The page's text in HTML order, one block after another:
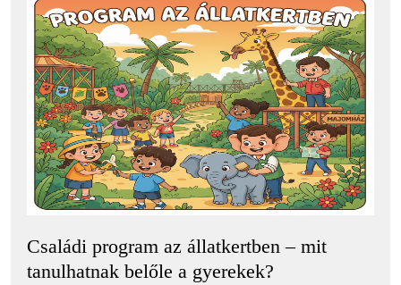
Családi program az állatkertben – mit
tanulhatnak belőle a gyerekek?